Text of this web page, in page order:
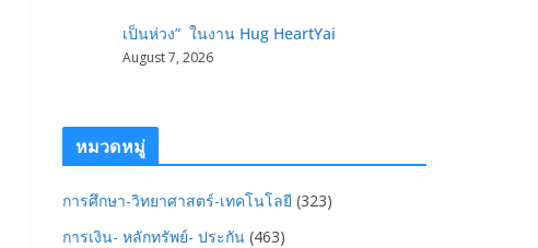
เป็นห่วง” ในงาน Hug HeartYai
August 7, 2026
หมวดหมู่
การศึกษา-วิทยาศาสตร์-เทคโนโลยี (323)
การเงิน- หลักทรัพย์- ประกัน (463)